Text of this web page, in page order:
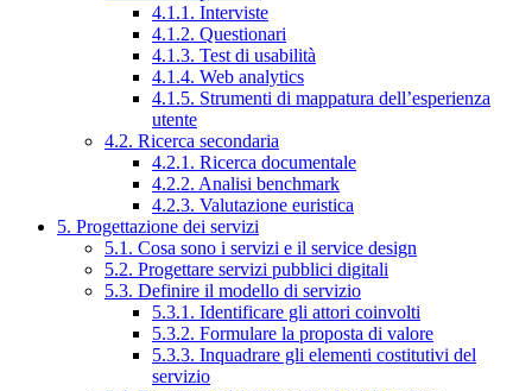
4.1.1. Interviste
4.1.2. Questionari
4.1.3. Test di usabilità
4.1.4. Web analytics
4.1.5. Strumenti di mappatura dell’esperienza
utente
4.2. Ricerca secondaria
4.2.1. Ricerca documentale
4.2.2. Analisi benchmark
4.2.3. Valutazione euristica
5. Progettazione dei servizi
5.1. Cosa sono i servizi e il service design
5.2. Progettare servizi pubblici digitali
5.3. Definire il modello di servizio
5.3.1. Identificare gli attori coinvolti
5.3.2. Formulare la proposta di valore
5.3.3. Inquadrare gli elementi costitutivi del
servizio